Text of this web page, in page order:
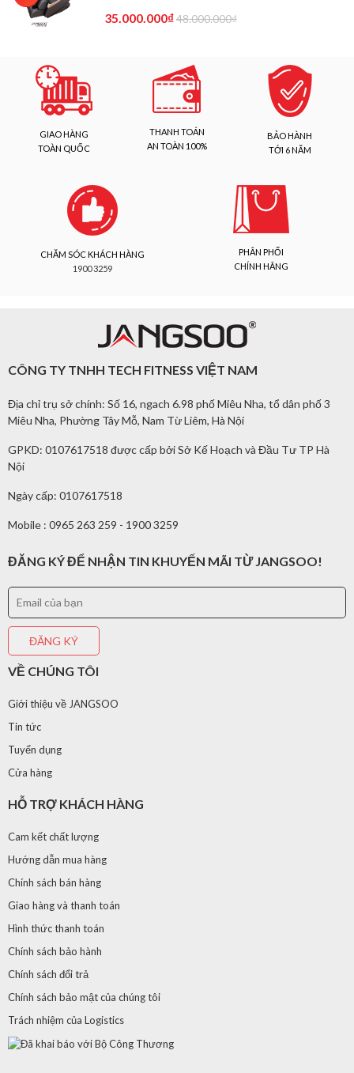
35.000.000₫48.000.000₫
GIAO HÀNG
TOÀN QUỐC
THANH TOÁN
AN TOÀN 100%
BẢO HÀNH
TỚI 6 NĂM
CHĂM SÓC KHÁCH HÀNG
1900 3259
PHÂN PHỐI
CHÍNH HÃNG
CÔNG TY TNHH TECH FITNESS VIỆT NAM
Địa chỉ trụ sở chính: Số 16, ngach 6.98 phố Miêu Nha, tổ dân phố 3
Miêu Nha, Phường Tây Mỗ, Nam Từ Liêm, Hà Nội
GPKD: 0107617518 được cấp bởi Sở Kế Hoạch và Đầu Tư TP Hà
Nội
Ngày cấp: 0107617518
Mobile : 0965 263 259 - 1900 3259
ĐĂNG KÝ ĐỂ NHẬN TIN KHUYẾN MÃI TỪ JANGSOO!
VỀ CHÚNG TÔI
Giới thiệu về JANGSOO
Tin tức
Tuyển dụng
Cửa hàng
HỖ TRỢ KHÁCH HÀNG
Cam kết chất lượng
Hướng dẫn mua hàng
Chính sách bán hàng
Giao hàng và thanh toán
Hình thức thanh toán
Chính sách bảo hành
Chính sách đổi trả
Chính sách bảo mật của chúng tôi
Trách nhiệm của Logistics